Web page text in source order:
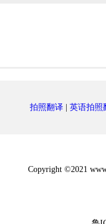
拍照翻译| 英语拍照
Copyright ©2021